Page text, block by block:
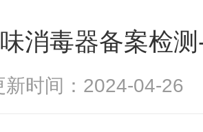
消毒器备案检
新时间：2024-04-